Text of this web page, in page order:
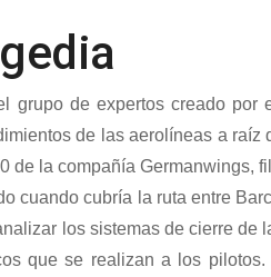
grupo de expertos creado por
de las aerolíneas a raíz
de la compañía Germanwings,
cuando cubría la ruta entre
los sistemas de cierre de
que se realizan a los pilotos.